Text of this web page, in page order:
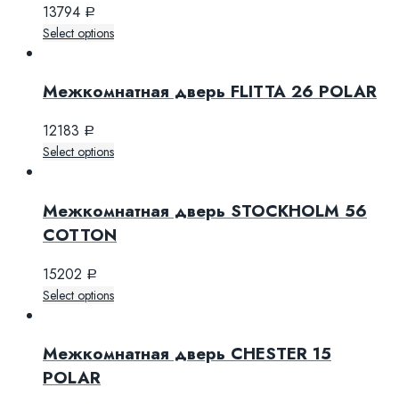
13794 Р
Select options
Межкомнатная дверь FLITTA 26 POLAR
12183 Р
Select options
Межкомнатная дверь STOCKHOLM 56
COTTON
15202 Р
Select options
Межкомнатная дверь CHESTER 15
POLAR